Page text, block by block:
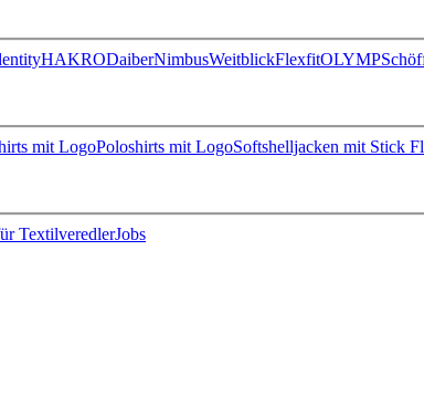
HAKRODaiberNimbusWeitblickFlexfitOLYMP
mit LogoPoloshirts mit LogoSoftshelljacken mit Stick
TextilveredlerJobs